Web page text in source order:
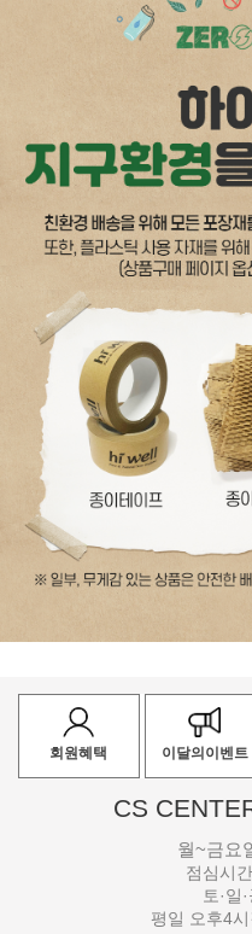
회원혜택 이달의이벤트
CS
월~금요
점심시
토·일
평일 오후4